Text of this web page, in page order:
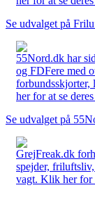
Se udvalget på
55Nord.dk har
og FDFere med
forbundsskjorter,
her for at se
Se udvalget på
GrejFreak.dk
spejder,
vagt. Klik her for